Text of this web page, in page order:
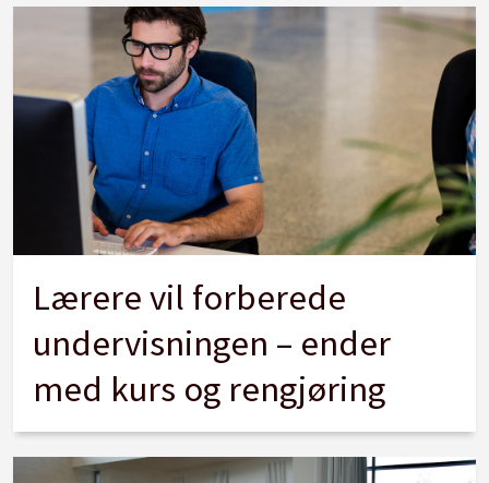
Lærere vil forberede
undervisningen – ender
med kurs og rengjøring